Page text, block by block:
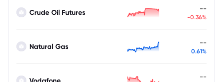
Crude Oil Futures --
-0.36%
Natural Gas --
0.61%
--